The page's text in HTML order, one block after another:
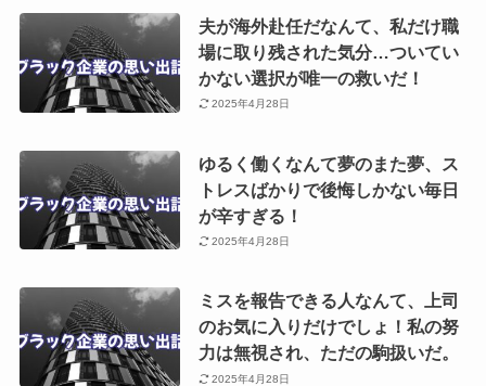
夫が海外赴任だなんて、私だけ職
場に取り残された気分…ついてい
かない選択が唯一の救いだ！
2025年4月28日
ゆるく働くなんて夢のまた夢、ス
トレスばかりで後悔しかない毎日
が辛すぎる！
2025年4月28日
ミスを報告できる人なんて、上司
のお気に入りだけでしょ！私の努
力は無視され、ただの駒扱いだ。
2025年4月28日